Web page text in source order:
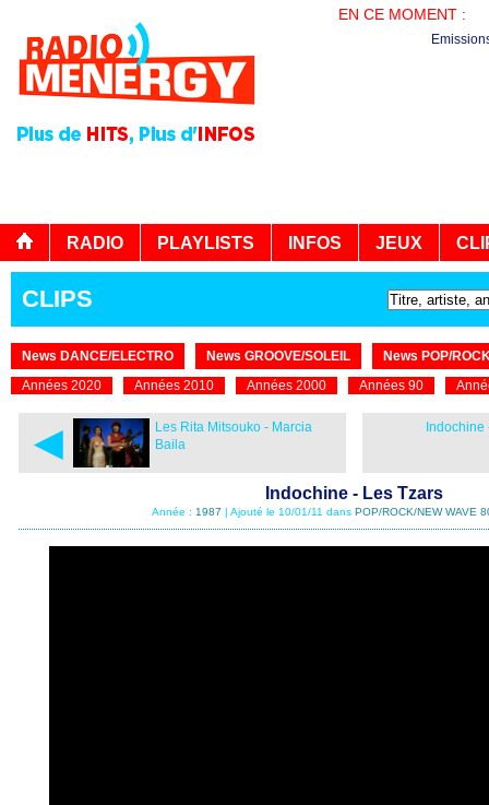
EN CE MOMENT :
RADIO PLAYLISTS INFOS JEUX
CLIPS
News DANCE/ELECTRO News GROOVE/SOLEIL
News POP/
Années 2020
Années 2010 Années 2000 Années 90
◄
Les Rita Mitsouko - Marcia
Baila
Indochine
Indochine - Les Tzars
Année : 1987 | Ajouté le 10/01/11 dans POP/ROCK/NEW WAVE